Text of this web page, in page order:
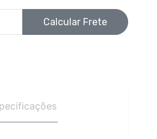
Calcular Frete